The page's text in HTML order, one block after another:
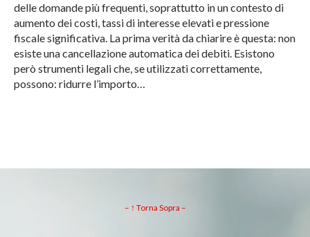
delle domande più frequenti, soprattutto in un contesto di
aumento dei costi, tassi di interesse elevati e pressione
fiscale significativa. La prima verità da chiarire è questa: non
esiste una cancellazione automatica dei debiti. Esistono
però strumenti legali che, se utilizzati correttamente,
possono: ridurre l’importo…
– ↑ Torna Sopra –